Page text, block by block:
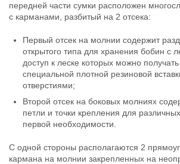
передней части сумки расположен
с карманами, разбитый на 2 отсека:
Первый отсек на молнии содержит
открытого типа для хранения бобин с
доступ к леске которых можно
специальной плотной резиновой
отверстиями;
Второй отсек на боковых молниях
петли и точки крепления для
первой необходимости.
С одной стороны располагаются 2
кармана на молнии закрепленных на